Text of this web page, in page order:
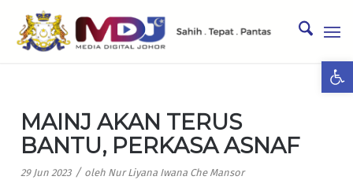
MAINJ AKAN TERUS
BANTU, PERKASA ASNAF
29 Jun 2023 / oleh Nur Liyana Iwana Che Mansor